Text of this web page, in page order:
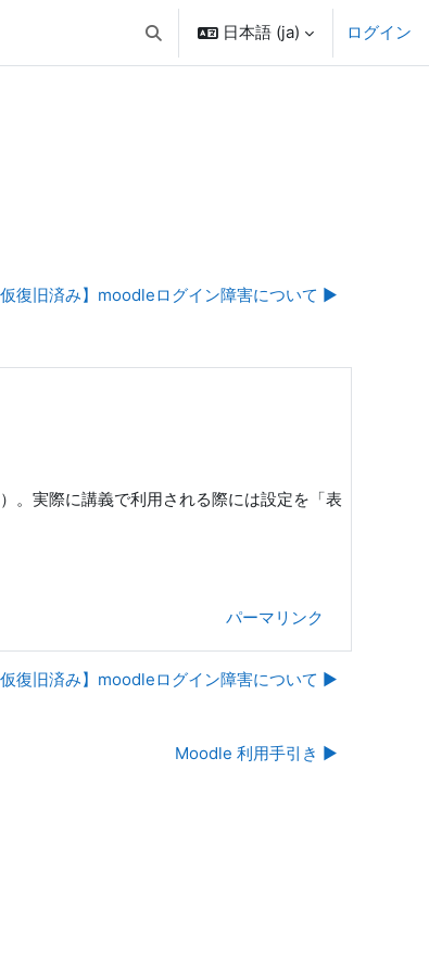
検索入力に切り替える
日本語 ‎(ja)‎ ログイン
仮復旧済み】moodleログイン障害について ▶︎
。実際に講義で利用される際には設定を「表
パーマリンク
仮復旧済み】moodleログイン障害について ▶︎
Moodle 利用手引き ▶︎